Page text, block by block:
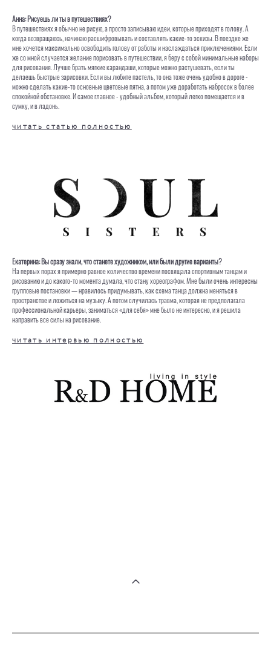
Анна: Рисуешь ли ты в путешествиях?
В путешествиях я обычно не рисую, а просто записываю идеи, которые приходят в голову. А
когда возвращаюсь, начинаю расшифровывать и составлять какие-то эскизы. В поездке же
мне хочется максимально освободить голову от работы и наслаждаться приключениями. Если
же со мной случается желание порисовать в путешествии, я беру с собой минимальные наборы
для рисования. Лучше брать мягкие карандаши, которые можно растушевать, если ты
делаешь быстрые зарисовки. Если вы любите пастель, то она тоже очень удобно в дороге -
можно сделать какие-то основные цветовые пятна, а потом уже доработать набросок в более
спокойной обстановке. И самое главное - удобный альбом, который легко помещается и в
сумку, и в ладонь.
читать статью полностью
Екатерина: Вы сразу знали, что станете художником, или были другие варианты?
На первых порах я примерно равное количество времени посвящала спортивным танцам и
рисованию и до какого-то момента думала, что стану хореографом. Мне были очень интересны
групповые постановки — нравилось придумывать, как схема танца должна меняться в
пространстве и ложиться на музыку. А потом случилась травма, которая не предполагала
профессиональной карьеры, заниматься «для себя» мне было не интересно, и я решила
направить все силы на рисование.
читать интервью полностью